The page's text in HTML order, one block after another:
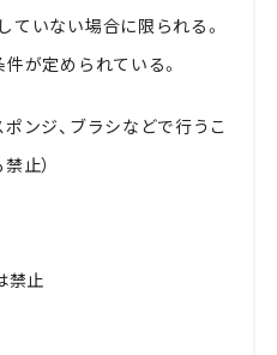
いない場合に限られる。
が定められている。
ンジ、ブラシなどで行うこ
止）
禁止